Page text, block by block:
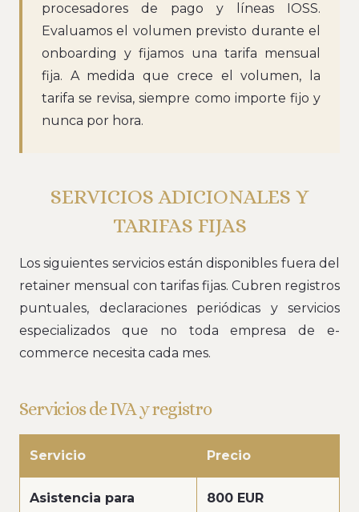
procesadores de pago y líneas IOSS.
Evaluamos el volumen previsto durante el
onboarding y fijamos una tarifa mensual
fija. A medida que crece el volumen, la
tarifa se revisa, siempre como importe fijo y
nunca por hora.
SERVICIOS ADICIONALES Y
TARIFAS FIJAS
Los siguientes servicios están disponibles fuera del
retainer mensual con tarifas fijas. Cubren registros
puntuales, declaraciones periódicas y servicios
especializados que no toda empresa de e-
commerce necesita cada mes.
Servicios de IVA y registro
Servicio Precio
Asistencia para
800 EUR